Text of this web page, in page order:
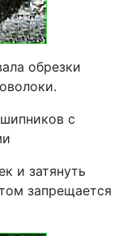
обрезки
с
и затянуть
запрещается